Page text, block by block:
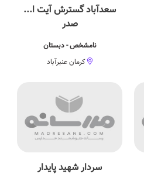
سعدآباد گسترش آیت ا...
صدر
نامشخص - دبستان
کرمان عنبرآباد
سردار شهید پایدار